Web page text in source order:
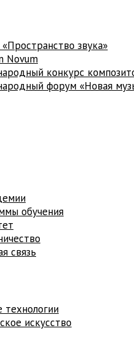
звука»
Novum
конкурс
форум «Новая
обучения
связь
технологии
искусство